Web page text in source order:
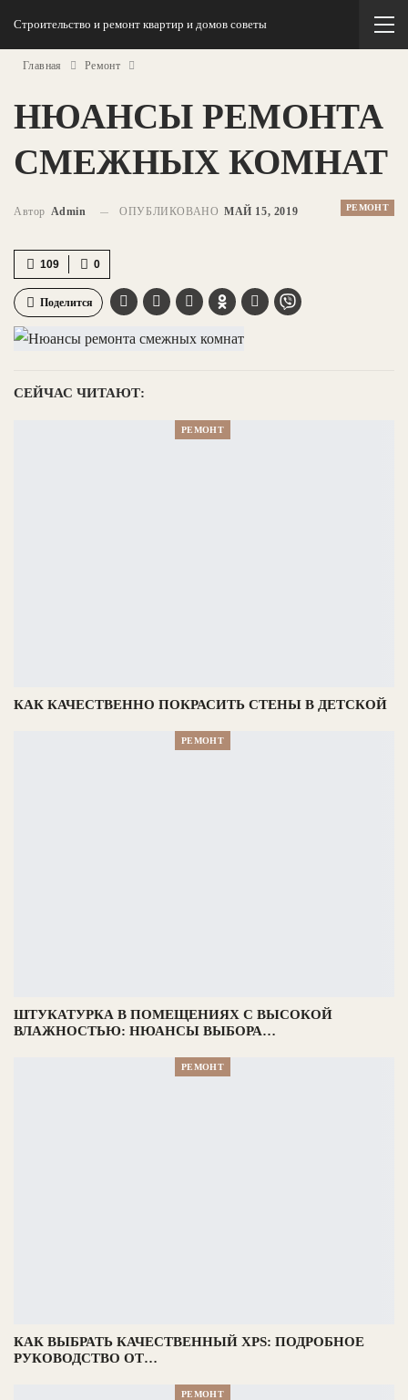
Строительство и ремонт квартир и домов советы
Главная Ремонт
НЮАНСЫ РЕМОНТА
СМЕЖНЫХ КОМНАТ
РЕМОНТ
Автор Admin ОПУБЛИКОВАНО МАЙ 15, 2019
0
109
Поделится
СЕЙЧАС ЧИТАЮТ:
РЕМОНТ
КАК КАЧЕСТВЕННО ПОКРАСИТЬ СТЕНЫ В ДЕТСКОЙ
РЕМОНТ
ШТУКАТУРКА В ПОМЕЩЕНИЯХ С ВЫСОКОЙ
ВЛАЖНОСТЬЮ: НЮАНСЫ ВЫБОРА…
РЕМОНТ
КАК ВЫБРАТЬ КАЧЕСТВЕННЫЙ XPS: ПОДРОБНОЕ
РУКОВОДСТВО ОТ…
РЕМОНТ